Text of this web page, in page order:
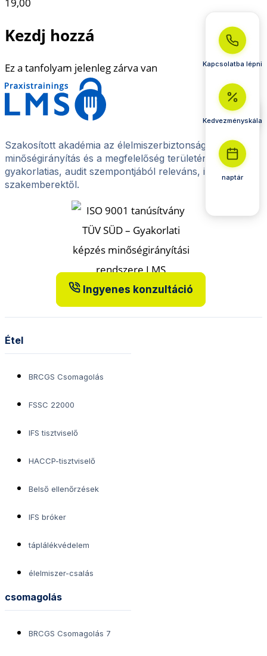
Kezdj hozzá
Ez a tanfolyam jelenleg zárva van
Szakosított akadémia az élelmiszerbiztonság, a
minőségirányítás és a megfelelőség területén –
gyakorlatias, audit szempontjából releváns, iparági
szakemberektől.
Ingyenes konzultáció
Étel
BRCGS Csomagolás
FSSC 22000
IFS tisztviselő
HACCP-tisztviselő
Belső ellenőrzések
IFS bróker
táplálékvédelem
élelmiszer-csalás
csomagolás
BRCGS Csomagolás 7
Kapcsolatba lépni
Kedvezményskála
naptár